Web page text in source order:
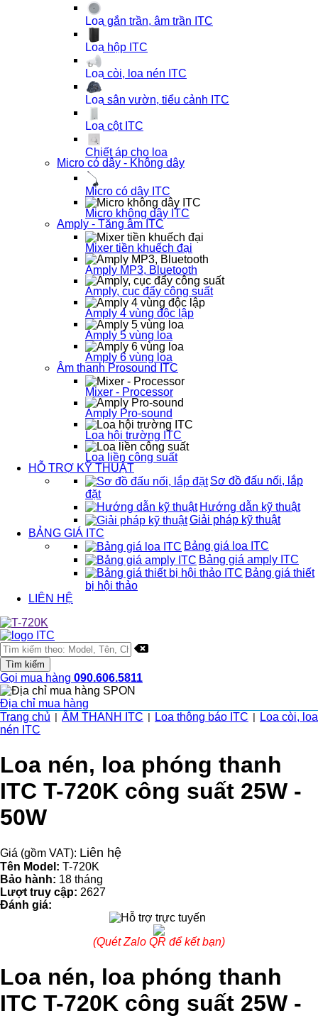
Loa gắn trần, âm trần ITC
Loa hộp ITC
Loa còi, loa nén ITC
Loa sân vườn, tiểu cảnh ITC
Loa cột ITC
Chiết áp cho loa
Micro có dây - Không dây
Micro có dây ITC
Micro không dây ITC
Amply - Tăng âm ITC
Mixer tiền khuếch đại
Amply MP3, Bluetooth
Amply, cục đẩy công suất
Amply 4 vùng độc lập
Amply 5 vùng loa
Amply 6 vùng loa
Âm thanh Prosound ITC
Mixer - Processor
Amply Pro-sound
Loa hội trường ITC
Loa liền công suất
HỖ TRỢ KỸ THUẬT
Sơ đồ đấu nối, lắp
đặt
Hướng dẫn kỹ thuật
Giải pháp kỹ thuật
BẢNG GIÁ ITC
Bảng giá loa ITC
Bảng giá amply ITC
Bảng giá thiết
bị hội thảo
LIÊN HỆ
Gọi mua hàng 090.606.5811
Địa chỉ mua hàng
Trang chủ
ÂM THANH ITC Loa thông báo ITC
Loa còi, loa
nén ITC
Loa nén, loa phóng thanh
ITC T-720K công suất 25W -
50W
Giá (gồm VAT): Liên hệ
Tên Model: T-720K
Bảo hành: 18 tháng
Lượt truy cập: 2627
Đánh giá:
(Quét Zalo QR để kết bạn)
Loa nén, loa phóng thanh
ITC T-720K công suất 25W -